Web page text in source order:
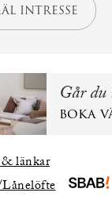
INTRESSE
Går
boka
länkar